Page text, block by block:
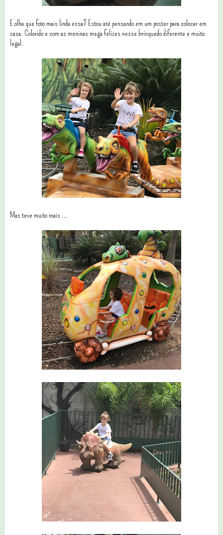
E olha que foto mais linda essa? Estou até pensando em um poster para colocar em
casa. Colorido e com as meninas mega felizes nesse brinquedo diferente e muito
legal.
Mas teve muito mais ...